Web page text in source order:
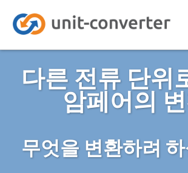
다른 전류 단위
암페어의
무엇을 변환하려